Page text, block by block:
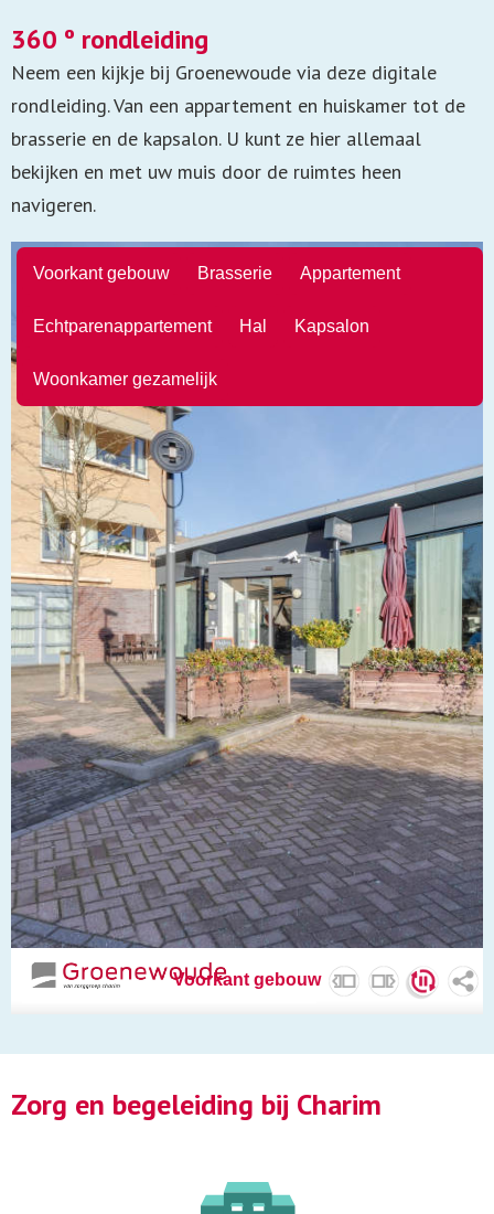
360 º rondleiding
Neem een kijkje bij Groenewoude via deze digitale
rondleiding. Van een appartement en huiskamer tot de
brasserie en de kapsalon. U kunt ze hier allemaal
bekijken en met uw muis door de ruimtes heen
navigeren.
Zorg en begeleiding bij Charim